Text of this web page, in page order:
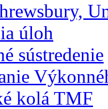
úloh
sústredenie
kolá TMF